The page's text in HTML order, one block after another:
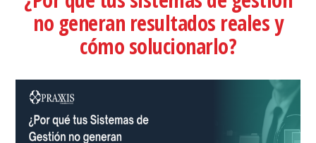
no generan resultados reales y
cómo solucionarlo?